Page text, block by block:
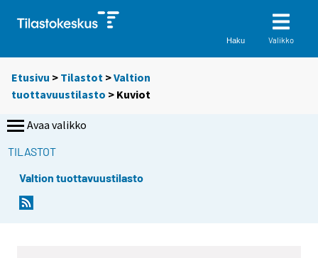
Haku Valikko
Etusivu > Tilastot >Valtion
tuottavuustilasto > Kuviot
Avaa valikko
TILASTOT
Valtion tuottavuustilasto